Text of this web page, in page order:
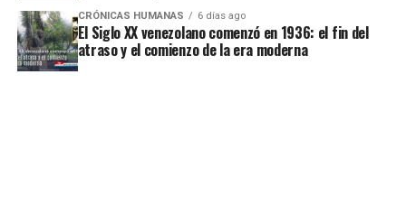
CRÓNICAS HUMANAS 6 días ago
El Siglo XX venezolano comenzó en 1936: el fin del
atraso y el comienzo de la era moderna